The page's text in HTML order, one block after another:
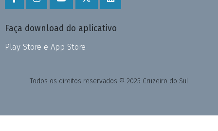
Faça download do aplicativo
Play Store e App Store
Todos os direitos reservados © 2025 Cruzeiro do Sul